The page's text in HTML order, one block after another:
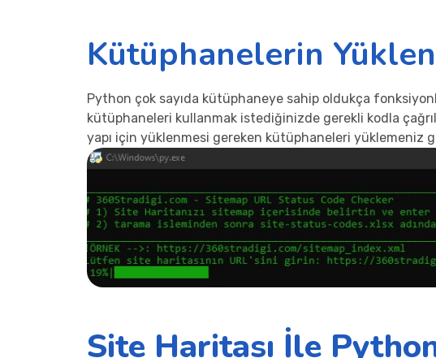
Kütüphanelerin
Python çok sayıda kütüphaneye sahip oldukça
kütüphaneleri kullanmak istediğinizde gerekli kodla
yapı için yüklenmesi gereken kütüphaneleri yüklemeniz
Site Haritası İle